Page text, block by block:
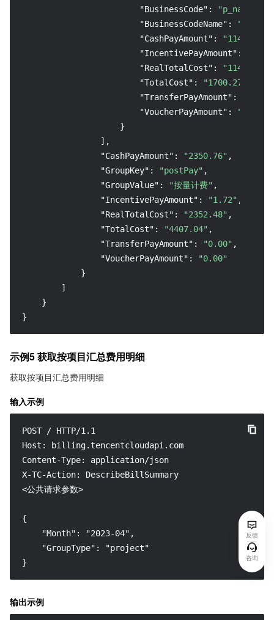
"BusinessCode" : "p_nat"
"BusinessCodeName" :
"NAT网
"CashPayAmount" : "1145.13"
"IncentivePayAmount" :
"RealTotalCost" : "1146.85"
"TotalCost" : "1700.27"
"TransferPayAmount" :
"VoucherPayAmount" :
"0.00"
}
] ,
"CashPayAmount" : "2350.76" ,
"GroupKey" : "postPay" ,
"GroupValue" : "按量计费" ,
"IncentivePayAmount" : "1.72" ,
"RealTotalCost" : "2352.48" ,
"TotalCost" : "4407.04" ,
"TransferPayAmount" : "0.00" ,
"VoucherPayAmount" :
"0.00"
}
]
}
}
示例5 获取按项目汇总费用明细
获取按项目汇总费用明细
输入示例
POST / HTTP/1.1
Host: billing.tencentcloudapi.com
Content-Type: application/json
X-TC-Action: DescribeBillSummary
<公共请求参数>
{
    "Month": "2023-04",
    "GroupType": "project"
}
输出示例
反馈
咨询